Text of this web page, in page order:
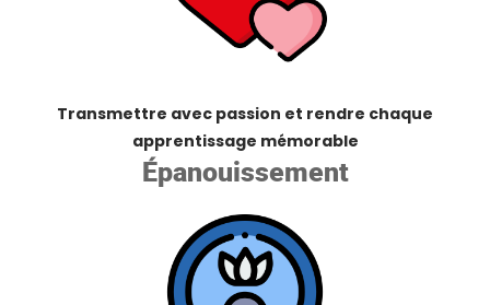
Transmettre avec passion et rendre chaque
apprentissage mémorable
Épanouissement